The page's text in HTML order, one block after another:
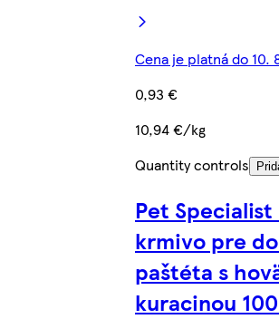
Cena je platná do 10.
0,93 €
10,94 €/kg
Quantity controls
Pet
krmivo pre
paštéta s
kuracinou